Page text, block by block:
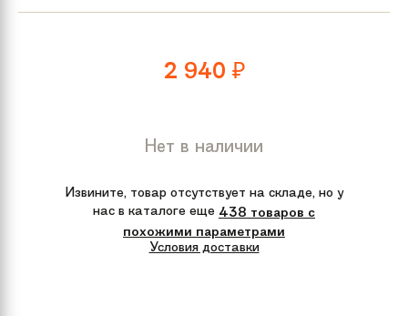
2 940 ₽
Нет в наличии
Извините, товар отсутствует на складе, но у
нас в каталоге еще 438 товаров с
похожими параметрами
Условия доставки